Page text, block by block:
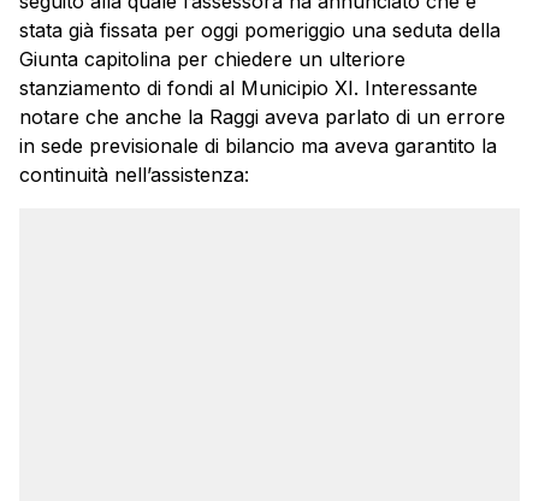
stata già fissata per oggi pomeriggio una seduta della
Giunta capitolina per chiedere un ulteriore
stanziamento di fondi al Municipio XI. Interessante
notare che anche la Raggi aveva parlato di un errore
in sede previsionale di bilancio ma aveva garantito la
continuità nell’assistenza: